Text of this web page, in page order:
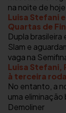
na noite de hoje
Luisa Stefani
Quartas de
Dupla brasileira
Slam e
vaga na
Luisa Stefani,
à terceira
No entanto, a
uma eliminação
Demoliner